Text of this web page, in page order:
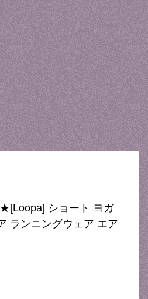
ショート ヨガ
ランニングウェア エア